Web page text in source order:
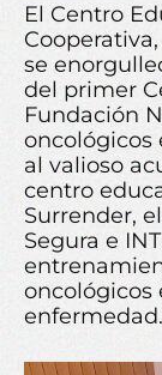
El Centro
se
del primer
Fundación
oncológicos
al valioso
centro
Surrender,
Segura e
oncológicos
enfermedad.